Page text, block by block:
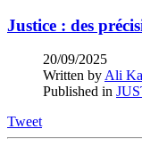
Justice : des
20/09/2025
Written byAli
Published in
Tweet